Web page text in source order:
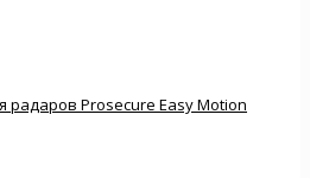
Prosecure Easy Motion